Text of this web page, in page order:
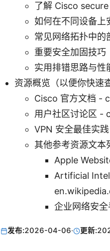
了解 Cisco
如何在不同设备上
常见网络拓扑中的
重要安全加固技巧
实用排错思路与性
资源概览（以便你快速
Cisco 官方文档 -
用户社区讨论区 -
VPN 安全最佳实
其他参考资源文本
Apple
Artificial
企业网络安
发布:2026-04-06· 更新: